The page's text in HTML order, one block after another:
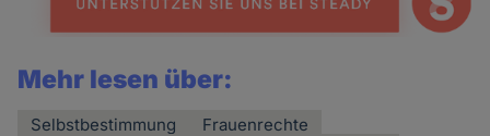
Mehr lesen über:
Selbstbestimmung
Frauenrechte